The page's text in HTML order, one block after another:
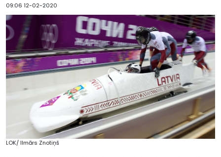
09:06 12-02-2020
LOK/ Ilmārs Znotiņš